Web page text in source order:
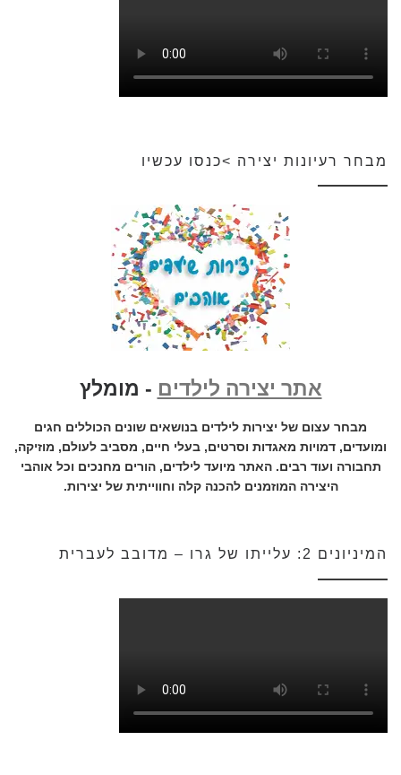
מבחר רעיונות יצירה >כנסו עכשיו
אתר יצירה לילדים - מומלץ
מבחר עצום של יצירות לילדים בנושאים שונים הכוללים חגים
ומועדים, דמויות מאגדות וסרטים, בעלי חיים, מסביב לעולם, מוזיקה,
תחבורה ועוד רבים. האתר מיועד לילדים, הורים מחנכים וכל אוהבי
היצירה המוזמנים להכנה קלה וחווייתית של יצירות.
המיניונים 2: עלייתו של גרו – מדובב לעברית